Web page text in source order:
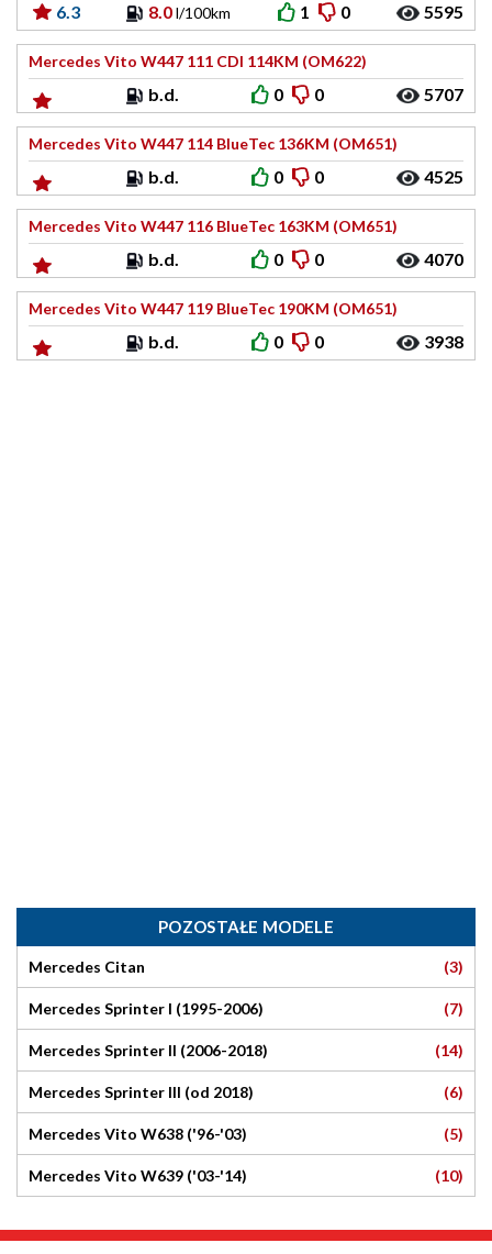
6.3 8.0l/100km 1 0 5595
Mercedes Vito W447 111 CDI 114KM (OM622)
b.d. 0 0 5707
Mercedes Vito W447 114 BlueTec 136KM (OM651)
b.d. 0 0 4525
Mercedes Vito W447 116 BlueTec 163KM (OM651)
b.d. 0 0 4070
Mercedes Vito W447 119 BlueTec 190KM (OM651)
b.d. 0 0 3938
POZOSTAŁE MODELE
Mercedes Citan (3)
Mercedes Sprinter I (1995-2006) (7)
Mercedes Sprinter II (2006-2018) (14)
Mercedes Sprinter III (od 2018) (6)
Mercedes Vito W638 ('96-'03) (5)
Mercedes Vito W639 ('03-'14) (10)